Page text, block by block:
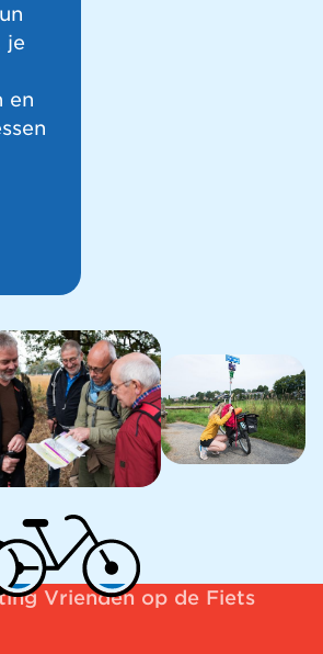
je
en
Vrienden op de Fiets